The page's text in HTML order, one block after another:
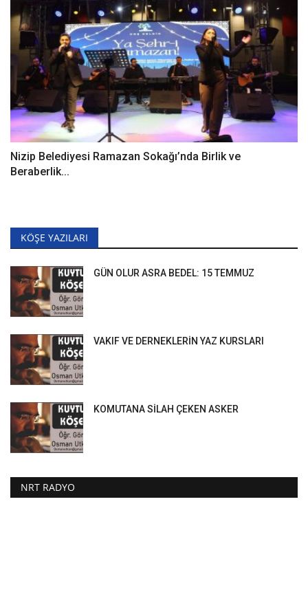
Nizip Belediyesi Ramazan Sokağı’nda Birlik ve
Beraberlik...
KÖŞE YAZILARI
GÜN OLUR ASRA BEDEL: 15 TEMMUZ
VAKIF VE DERNEKLERİN YAZ KURSLARI
KOMUTANA SİLAH ÇEKEN ASKER
NRT RADYO